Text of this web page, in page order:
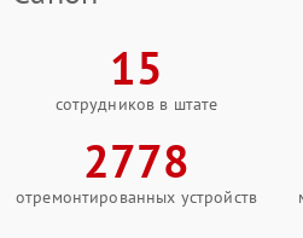
15
сотрудников в штате
2778
отремонтированных устройств